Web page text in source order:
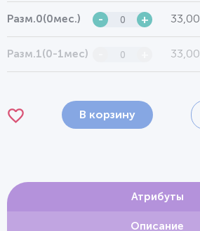
Разм.0(0мес.) - + 33,00
Разм.1(0-1мес) 33,00
В корзину
Атрибуты
Описание